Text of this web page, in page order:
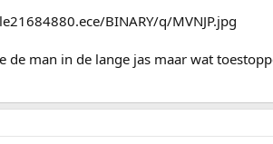
BINARY/q/MVNJP.jpg
man in de lange jas maar wat